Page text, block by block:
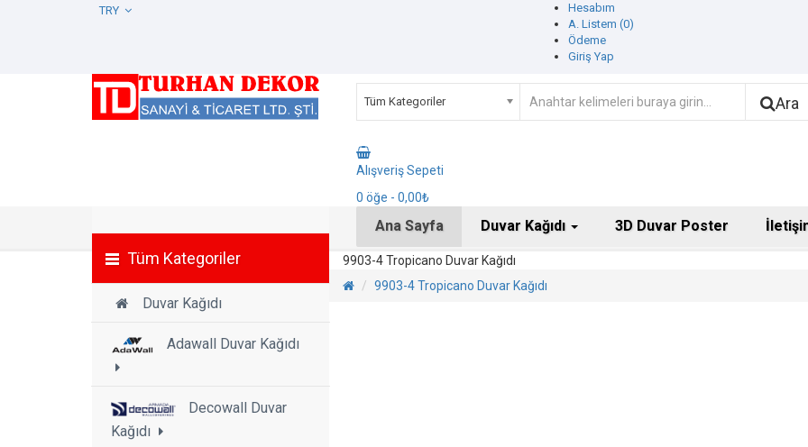
Hesabım
A. Listem (0)
Ödeme
Giriş Yap
Tüm Kategoriler Ara
Alışveriş Sepeti
0 öğe - 0,00₺
Tüm Kategoriler
Duvar Kağıdı
Adawall Duvar Kağıdı
Decowall Duvar
Kağıdı
Ana Sayfa Duvar Kağıdı 3D Duvar Poster
9903-4 Tropicano Duvar Kağıdı
9903-4 Tropicano Duvar Kağıdı